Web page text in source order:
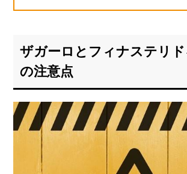
ザガーロとフィナステリ
の注意点